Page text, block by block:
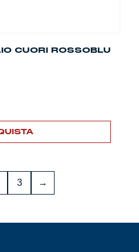
CUORI ROSSOBLU
3 →